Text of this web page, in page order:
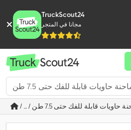
TruckScout24
مجانا في المتجر